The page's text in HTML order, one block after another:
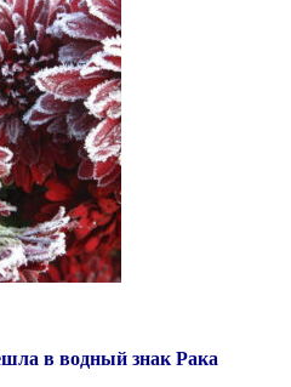
в водный знак Рака